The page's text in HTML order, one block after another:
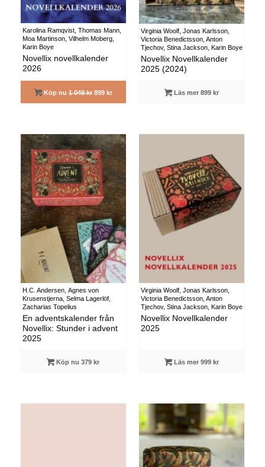
Karolina Ramqvist, Thomas Mann,
Moa Martinson, Vilhelm Moberg,
Karin Boye
Novellix novellkalender
2026
Köp nu1 049 kr899 kr
Virginia Woolf, Jonas Karlsson,
Victoria Benedictsson, Anton
Tjechov, Stina Jackson, Karin Boye
Novellix Novellkalender
2025 (2024)
Läs mer 899 kr
H.C. Andersen, Agnes von
Krusenstjerna, Selma Lagerlöf,
Zacharias Topelius
En adventskalender från
Novellix: Stunder i advent
2025
Köp nu 379 kr
Virginia Woolf, Jonas Karlsson,
Victoria Benedictsson, Anton
Tjechov, Stina Jackson, Karin Boye
Novellix Novellkalender
2025
Läs mer 999 kr